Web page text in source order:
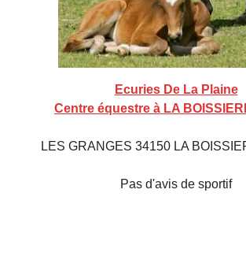
Ecuries De La Plaine
Centre équestre à LA
LES GRANGES 34150 LA
Pas d'avis de sportif